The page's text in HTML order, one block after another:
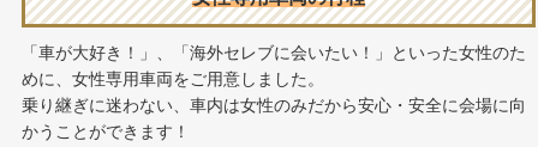
「車が大好き！」、「海外セレブに会いたい！」といった女性のた
めに、女性専用車両をご用意しました。
乗り継ぎに迷わない、車内は女性のみだから安心・安全に会場に向
かうことができます！